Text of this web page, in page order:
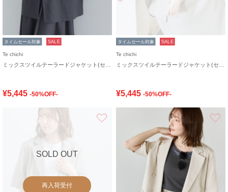
タイムセール対象 SALE
Te chichi
¥5,445 -50%OFF-
タイムセール対象 SALE
Te chichi
¥5,445 -50%OFF-
SOLD OUT
再入荷受付